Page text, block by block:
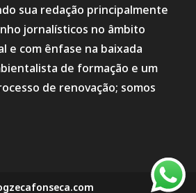
sua redação principalmente
jornalísticos no âmbito
e com ênfase na baixada
de formação e um
de renovação; somos